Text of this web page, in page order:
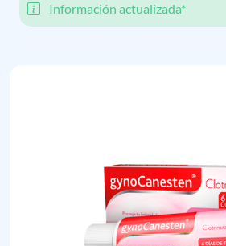
Información actualizada*